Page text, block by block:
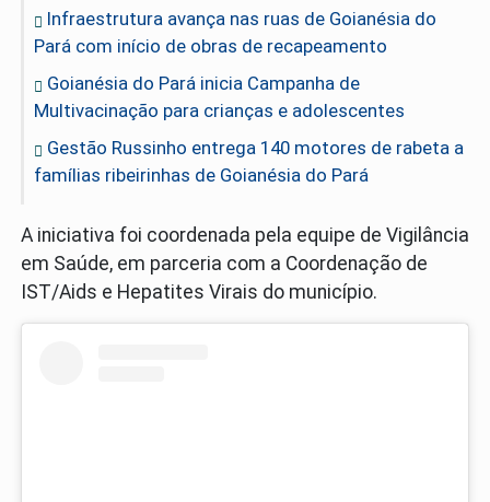
Infraestrutura avança nas ruas de Goianésia do
Pará com início de obras de recapeamento
Goianésia do Pará inicia Campanha de
Multivacinação para crianças e adolescentes
Gestão Russinho entrega 140 motores de rabeta a
famílias ribeirinhas de Goianésia do Pará
A iniciativa foi coordenada pela equipe de Vigilância
em Saúde, em parceria com a Coordenação de
IST/Aids e Hepatites Virais do município.